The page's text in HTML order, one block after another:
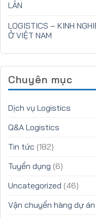
LÂN
LOGISTICS – KINH
Ở VIỆT NAM
Chuyên mục
Dịch vụ Logistics
Q&A Logistics
Tin tức (182)
Tuyển dụng (6)
Uncategorized (46)
Vận chuyển hàng dự án